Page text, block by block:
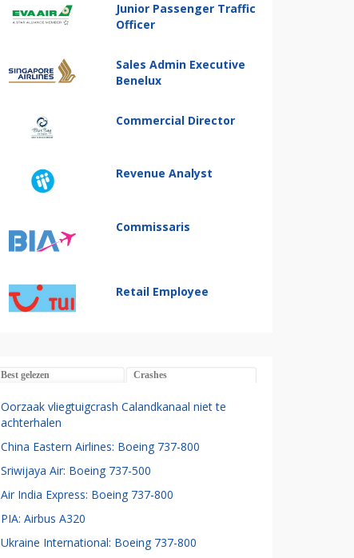
Junior Passenger Traffic
Officer
Sales Admin Executive
Benelux
Commercial Director
Revenue Analyst
Commissaris
Retail Employee
Best gelezen Crashes
Oorzaak vliegtuigcrash Calandkanaal niet te
achterhalen
China Eastern Airlines: Boeing 737-800
Sriwijaya Air: Boeing 737-500
Air India Express: Boeing 737-800
PIA: Airbus A320
Ukraine International: Boeing 737-800